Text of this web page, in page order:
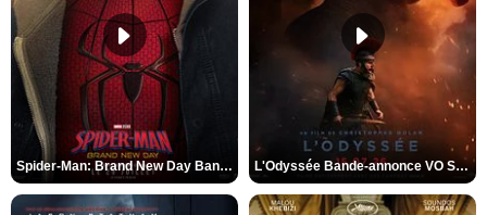
Spider-Man: Brand New Day Bande-annonce VO STFR L'Odyssée Bande-annonce VO STFR